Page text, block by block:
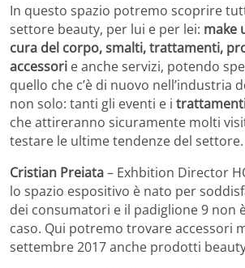
In questo spazio potremo scoprire
settore beauty, per lui e per lei: make
cura del corpo, smalti, trattamenti,
accessori e anche servizi, potendo
quello che c’è di nuovo nell’industria
non solo: tanti gli eventi e i
che attireranno sicuramente molti
testare le ultime tendenze del settore.
Cristian Preiata– Exhbition Director
lo spazio espositivo è nato per
dei consumatori e il padiglione 9 non
caso. Qui potremo trovare accessori
settembre 2017 anche prodotti